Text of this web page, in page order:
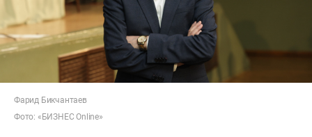
Фарид Бикчантаев
Фото: «БИЗНЕС Online»